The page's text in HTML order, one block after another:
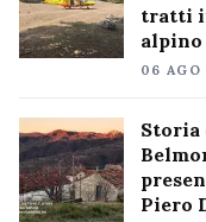
tratti
alpino
06 AGO
Storia
Piero